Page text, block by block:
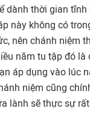
dành thời gian
này không có
nên chánh niệm
năm tu tập đó là
áp dụng vào lúc
niệm cũng
lành sẽ thực sự